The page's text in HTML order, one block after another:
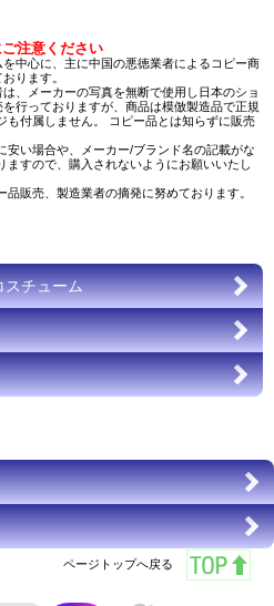
注意ください
を中心に、主に中国の悪徳業者によるコピー商
ります。
は、メーカーの写真を無断で使用し日本のショ
を行っておりますが、商品は模倣製造品で正規
も付属しません。 コピー品とは知らずに販売
安い場合や、メーカー/ブランド名の記載がな
ますので、購入されないようにお願いいたし
販売、製造業者の摘発に努めております。
スチューム
ページトップへ戻る